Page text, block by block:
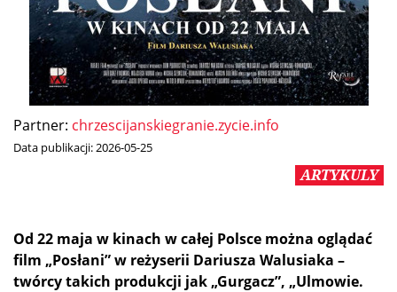
Partner: chrzescijanskiegranie.zycie.info
Data publikacji:2026-05-25
ARTYKULY
Od 22 maja w kinach w całej Polsce można oglądać
film „Posłani” w reżyserii Dariusza Walusiaka –
twórcy takich produkcji jak „Gurgacz”, „Ulmowie.